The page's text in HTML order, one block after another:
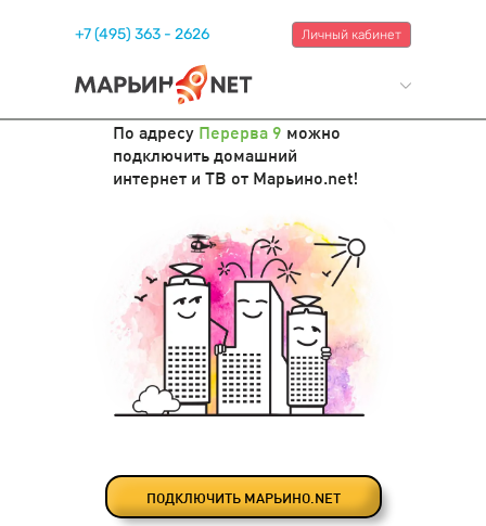
+7 (495) 363 - 2626 Личный кабинет
По адресу Перерва 9 можно
подключить домашний
интернет и ТВ от Марьино.net!
ПОДКЛЮЧИТЬ МАРЬИНО.NET